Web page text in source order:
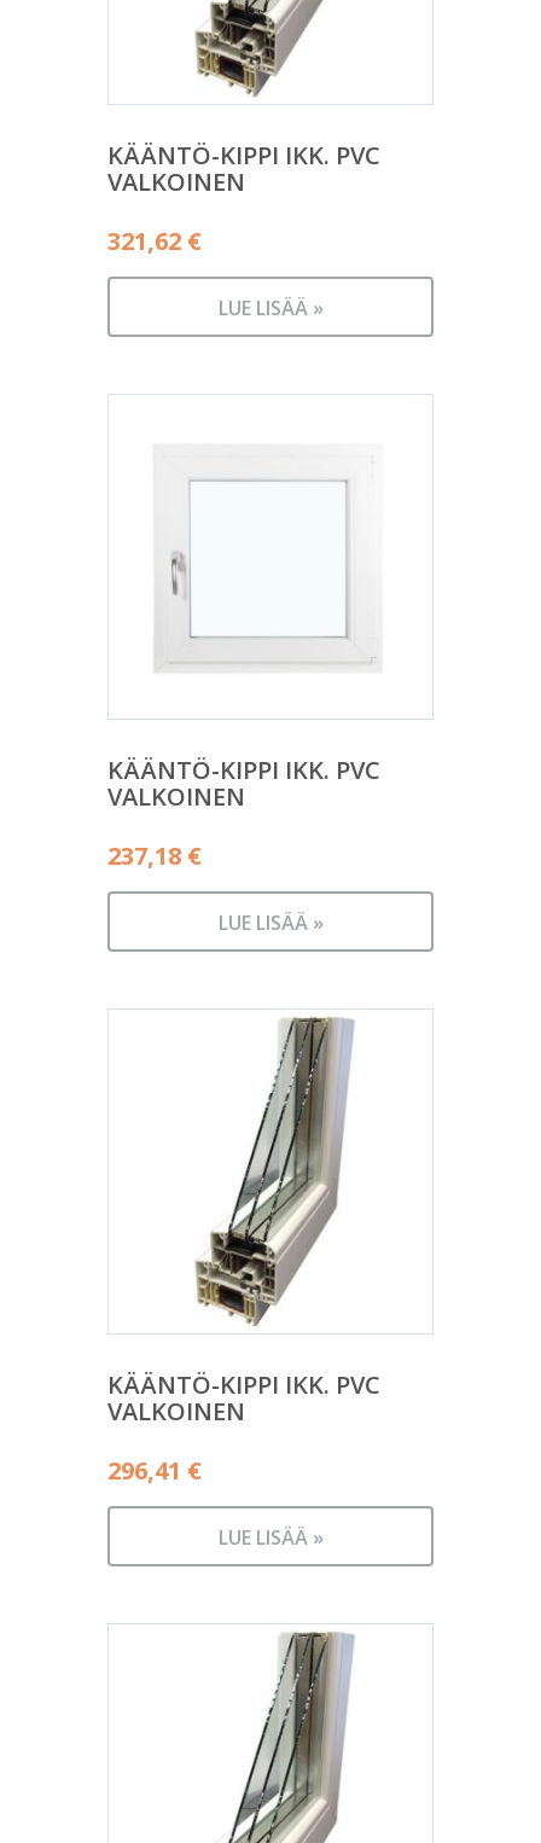
KÄÄNTÖ-KIPPI IKK. PVC
VALKOINEN
321,62 €
LUE LISÄÄ »
KÄÄNTÖ-KIPPI IKK. PVC
VALKOINEN
237,18 €
LUE LISÄÄ »
KÄÄNTÖ-KIPPI IKK. PVC
VALKOINEN
296,41 €
LUE LISÄÄ »